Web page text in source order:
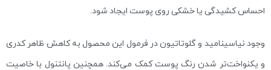
احساس کشیدگی یا خشکی روی پوست ایجاد شود.
وجود نیاسینامید و گلوتاتیون در فرمول این محصول به کاهش ظاهر کدری
و یکنواخت‌تر شدن رنگ پوست کمک می‌کند. همچنین پانتنول با خاصیت